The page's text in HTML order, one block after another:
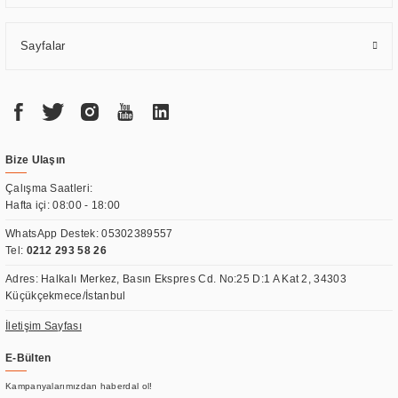
Sayfalar
Bize Ulaşın
Çalışma Saatleri:
Hafta içi: 08:00 - 18:00
WhatsApp Destek:05302389557
Tel: 0212 293 58 26
Adres: Halkalı Merkez, Basın Ekspres Cd. No:25 D:1 A Kat 2, 34303
Küçükçekmece/İstanbul
İletişim Sayfası
E-Bülten
Kampanyalarımızdan haberdal ol!